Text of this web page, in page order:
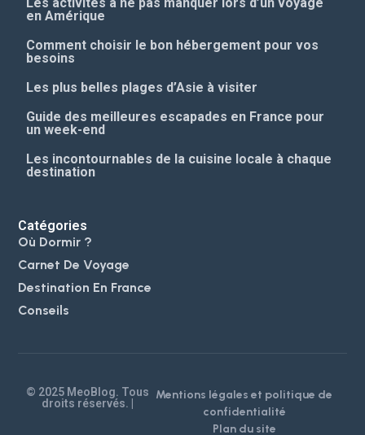
en Amérique
Comment choisir le bon hébergement pour vos
besoins
Les plus belles plages d’Asie à visiter
Guide des meilleures escapades en France pour
un week-end
Les incontournables de la cuisine locale à chaque
destination
Catégories
Où Dormir ?
Carnet De Voyage
Destination En France
Conseils
© 2025 MeoBlog. Tous
droits réservés. |
Mentions légales et politique de
confidentialité
Plan du site